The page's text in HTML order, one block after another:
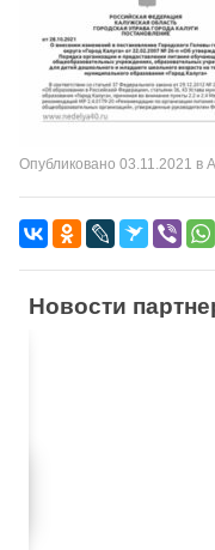
Опубликовано 03.11.2021 в
Новости